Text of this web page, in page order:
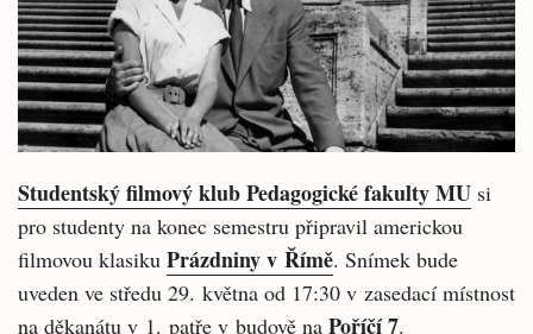
Studentský filmový klub Pedagogické fakulty MU si
pro studenty na konec semestru připravil americkou
filmovou klasiku Prázdniny v Římě. Snímek bude
uveden ve středu 29. května od 17:30 v zasedací místnost
na děkanátu v 1. patře v budově na Poříčí 7.